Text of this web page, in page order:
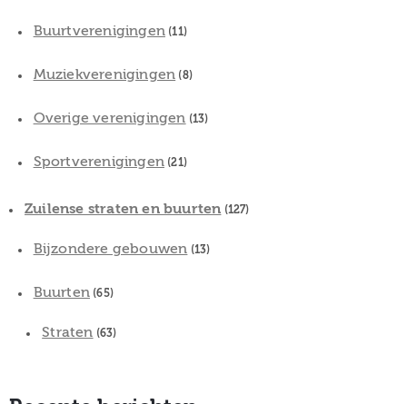
Buurtverenigingen (11)
Muziekverenigingen (8)
Overige verenigingen (13)
Sportverenigingen (21)
Zuilense straten en buurten (127)
Bijzondere gebouwen (13)
Buurten (65)
Straten (63)